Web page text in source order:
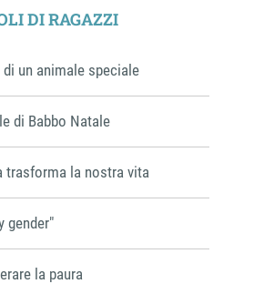
DI RAGAZZI
un animale speciale
di Babbo Natale
trasforma la nostra vita
gender"
la paura